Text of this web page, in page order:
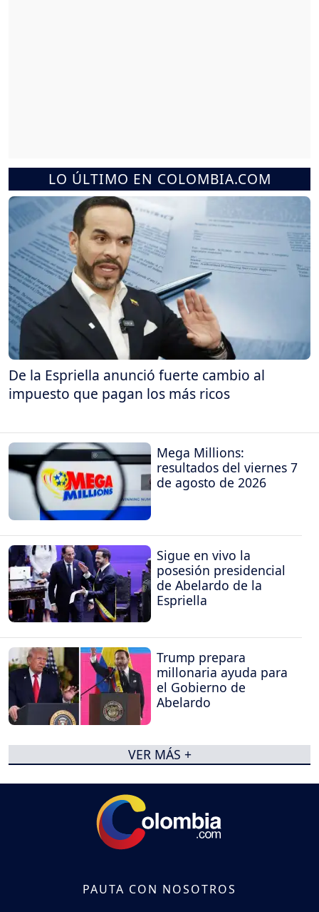
LO ÚLTIMO EN COLOMBIA.COM
De la Espriella anunció fuerte cambio al
impuesto que pagan los más ricos
Mega Millions:
resultados del viernes 7
de agosto de 2026
Sigue en vivo la
posesión presidencial
de Abelardo de la
Espriella
Trump prepara
millonaria ayuda para
el Gobierno de
Abelardo
VER MÁS +
PAUTA CON NOSOTROS